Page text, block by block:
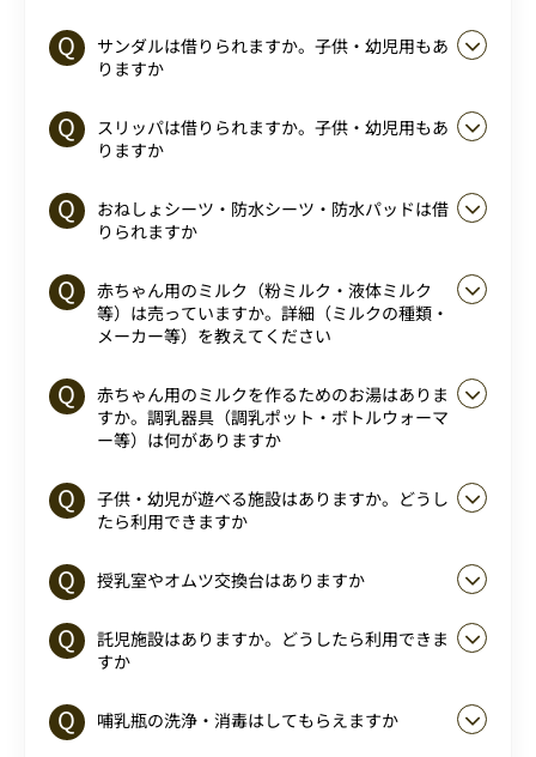
サンダルは借りられますか。子供・幼児用もあ
りますか
スリッパは借りられますか。子供・幼児用もあ
りますか
おねしょシーツ・防水シーツ・防水パッドは借
りられますか
赤ちゃん用のミルク（粉ミルク・液体ミルク
等）は売っていますか。詳細（ミルクの種類・
メーカー等）を教えてください
赤ちゃん用のミルクを作るためのお湯はありま
すか。調乳器具（調乳ポット・ボトルウォーマ
ー等）は何がありますか
子供・幼児が遊べる施設はありますか。どうし
たら利用できますか
授乳室やオムツ交換台はありますか
託児施設はありますか。どうしたら利用できま
すか
哺乳瓶の洗浄・消毒はしてもらえますか